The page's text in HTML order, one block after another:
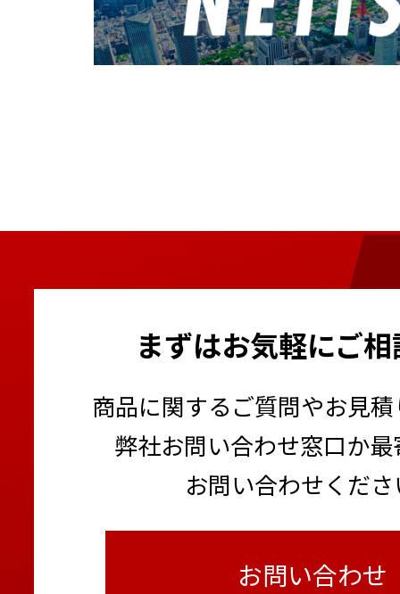
まずはお気軽にご
商品に関するご質問やお見
弊社お問い合わせ窓口か
お問い合わせくだ
お問い合わせ